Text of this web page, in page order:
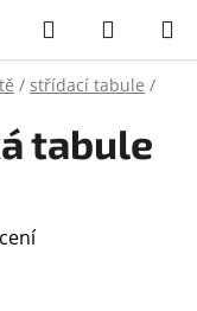
Hledat
KOŠÍK
/ střídací tabule /
tabule